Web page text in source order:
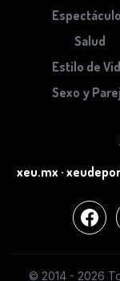
Salud
Estilo de
Sexo y
xeu.mx ·
© 2014 - 2026